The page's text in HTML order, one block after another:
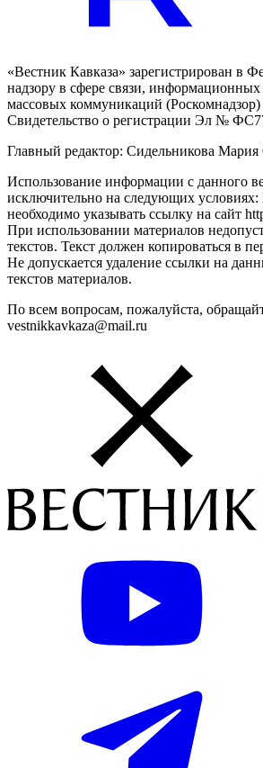
«Вестник Кавказа» зарегистрирован в
надзору в сфере связи,
массовых коммуникаций (Роскомнадзор)
Свидетельство о регистрации Эл №
Главный редактор: Сидельникова Мария
Использование информации с данного
исключительно на следующих условиях:
необходимо указывать ссылку на сайт
При использовании материалов
текстов. Текст должен копироваться в
Не допускается удаление ссылки на
текстов материалов.
По всем вопросам, пожалуйста,
vestnikkavkaza@mail.ru